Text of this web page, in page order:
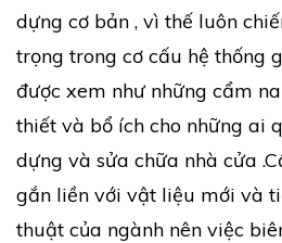
dựng cơ bản , vì thế luôn
trọng trong cơ cấu hệ thống
được xem như những cẩm
thiết và bổ ích cho những ai
dựng và sửa chữa nhà cửa
gắn liền với vật liệu mới và
thuật của ngành nên việc